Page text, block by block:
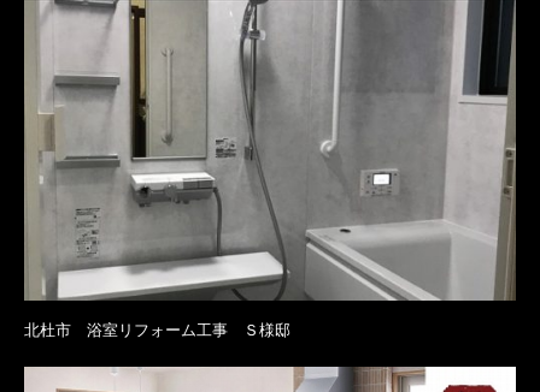
北杜市 浴室リフォーム工事 Ｓ様邸